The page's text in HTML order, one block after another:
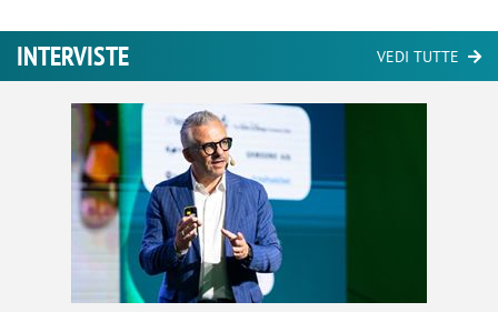
INTERVISTE VEDI TUTTE